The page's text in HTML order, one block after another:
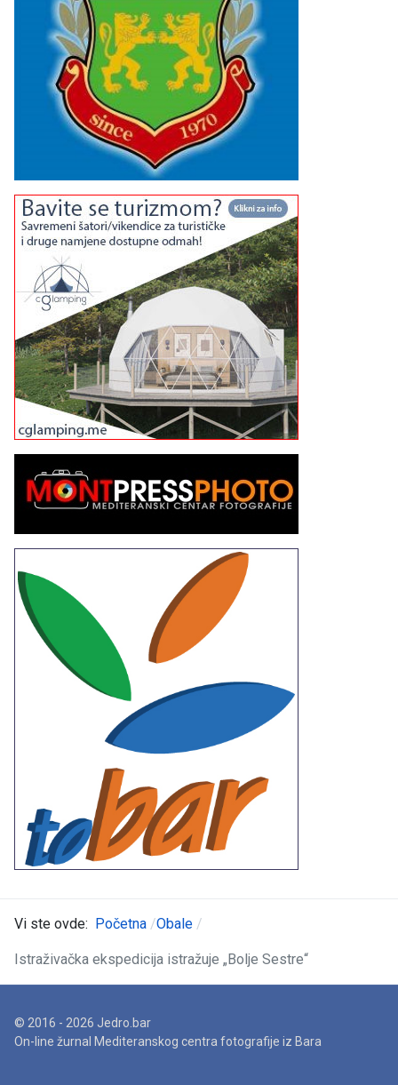
Vi ste ovde: Početna Obale
Istraživačka ekspedicija istražuje „Bolje Sestre“
© 2016 - 2026 Jedro.bar
On-line žurnal Mediteranskog centra fotografije iz Bara